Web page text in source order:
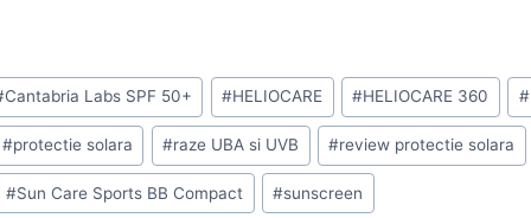
Cantabria Labs SPF 50+ #HELIOCARE #HELIOCARE 360 #
#protectie solara #raze UBA si UVB #review protectie solara
#Sun Care Sports BB Compact #sunscreen